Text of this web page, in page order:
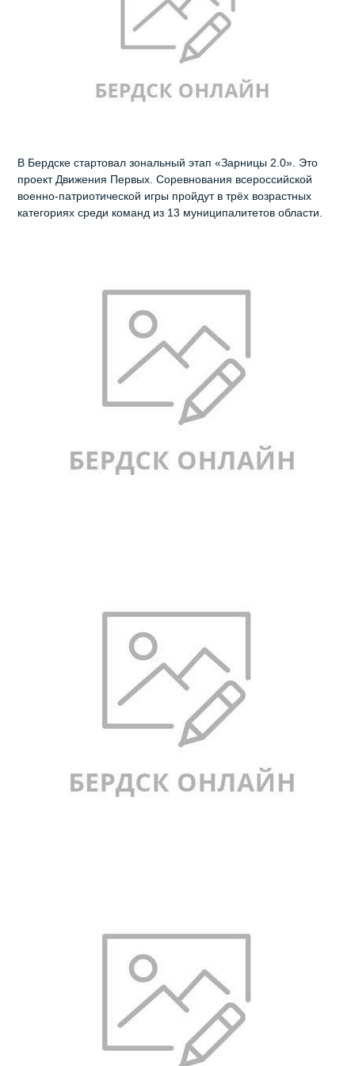
В Бердске стартовал зональный этап «Зарницы 2.0». Это
проект Движения Первых. Соревнования всероссийской
военно-патриотической игры пройдут в трёх возрастных
категориях среди команд из 13 муниципалитетов области.